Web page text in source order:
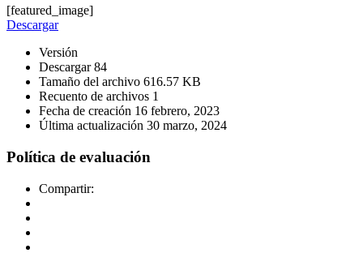
[featured_image]
Descargar
Versión
Descargar84
Tamaño del archivo 616.57 KB
Recuento de archivos 1
Fecha de creación 16 febrero, 2023
Última actualización 30 marzo, 2024
Política de evaluación
Compartir: